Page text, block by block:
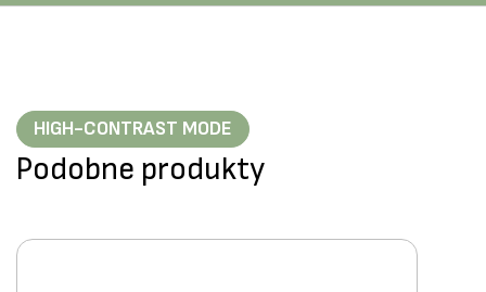
HIGH-CONTRAST MODE
Podobne produkty